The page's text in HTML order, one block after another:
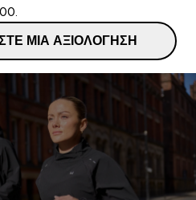
ΜΙΑ ΑΞΙΟΛΌΓΗΣΗ